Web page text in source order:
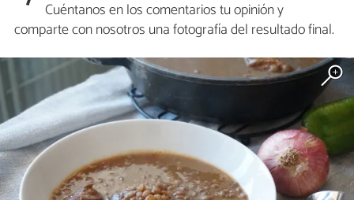
Cuéntanos en los comentarios tu opinión y
comparte con nosotros una fotografía del resultado final.